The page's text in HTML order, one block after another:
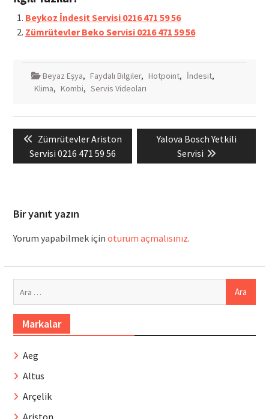
Beykoz İndesit Servisi 0216 471 59 56
Zümrütevler Beko Servisi 0216 471 59 56
Beyaz Eşya, Faydalı Bilgiler, Hotpoint, İndesit,
Klima, Kombi, Servis Videoları
Yazı
gezinmesi
Previous
post:
Zümrütevler Ariston
Servisi 0216 471 59 56
Next
Yalova Bosch Yetkili
Servisi
Bir yanıt yazın
Yorum yapabilmek için oturum açmalısınız.
Markalar
Aeg
Altus
Arçelik